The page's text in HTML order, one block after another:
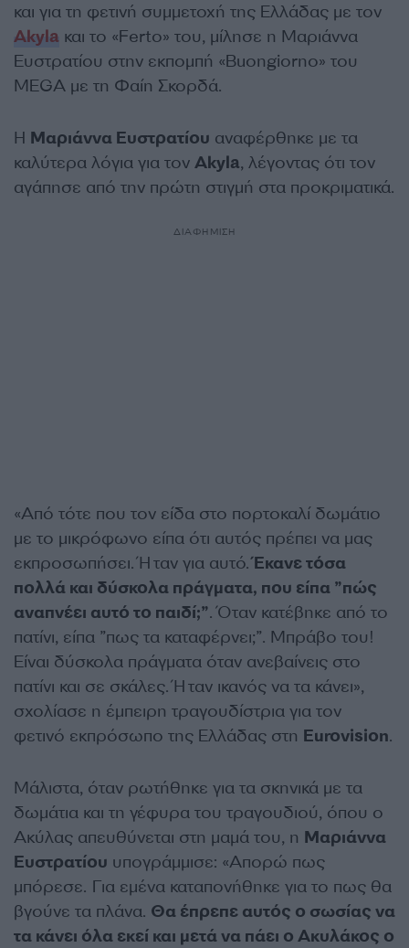
και για τη φετινή συμμετοχή της Ελλάδας με τον
Akyla και το «Ferto» του, μίλησε η Μαριάννα
Ευστρατίου στην εκπομπή «Buongiorno» του
MEGA με τη Φαίη Σκορδά.
Η Μαριάννα Ευστρατίου αναφέρθηκε με τα
καλύτερα λόγια για τον Akyla, λέγοντας ότι τον
αγάπησε από την πρώτη στιγμή στα προκριματικά.
ΔΙΑΦΗΜΙΣΗ
«Από τότε που τον είδα στο πορτοκαλί δωμάτιο
με το μικρόφωνο είπα ότι αυτός πρέπει να μας
εκπροσωπήσει. Ήταν για αυτό.Έκανε τόσα
πολλά και δύσκολα πράγματα, που είπα ”πώς
αναπνέει αυτό το παιδί;”. Όταν κατέβηκε από το
πατίνι, είπα ”πως τα καταφέρνει;”. Μπράβο του!
Είναι δύσκολα πράγματα όταν ανεβαίνεις στο
πατίνι και σε σκάλες. Ήταν ικανός να τα κάνει»,
σχολίασε η έμπειρη τραγουδίστρια για τον
φετινό εκπρόσωπο της Ελλάδας στη Eurovision.
Μάλιστα, όταν ρωτήθηκε για τα σκηνικά με τα
δωμάτια και τη γέφυρα του τραγουδιού, όπου ο
Ακύλας απευθύνεται στη μαμά του, η Μαριάννα
Ευστρατίου υπογράμμισε: «Απορώ πως
μπόρεσε. Για εμένα καταπονήθηκε για το πως θα
βγούνε τα πλάνα. Θα έπρεπε αυτός ο σωσίας να
τα κάνει όλα εκεί και μετά να πάει ο Ακυλάκος ο